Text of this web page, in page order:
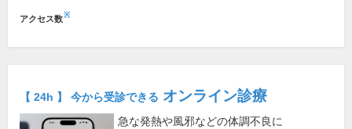
アクセス数※
【 24h 】 今から受診できる オンライン診療
急な発熱や風邪などの体調不良に